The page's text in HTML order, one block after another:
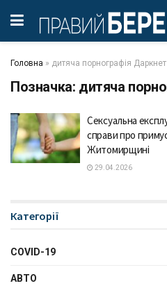
Головна » дитяча порнографія Даркнет
Позначка: дитяча
Сексуальна
справи про
Житомирщині
29.04.2026
Категорії
COVID-19
АВТО